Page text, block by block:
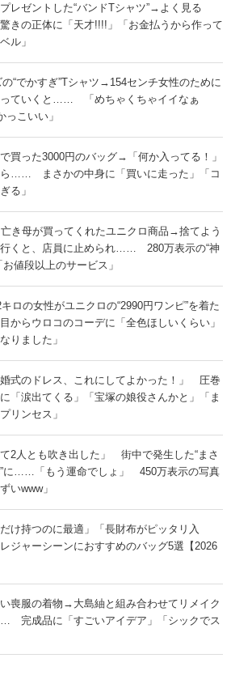
レゼントした“バンドTシャツ”→よく見る
の正体に「天才!!!!」「お金払うから作って
ル」
“でかすぎ”Tシャツ→154センチ女性のために
っていくと…… 「めちゃくちゃイイなぁ
っこいい」
買った3000円のバッグ→「何か入ってる！」
ら…… まさかの中身に「買いに走った」「コ
る」
き母が買ってくれたユニクロ商品→捨てよう
行くと、店員に止められ…… 280万表示の“神
お値段以上のサービス」
ロの女性がユニクロの“2990円ワンピ”を着た
らウロコのコーデに「全色ほしいくらい」
りました」
式のドレス、これにしてよかった！」 圧巻
「涙出てくる」「宝塚の娘役さんかと」「ま
リンセス」
て2人とも吹き出した」 街中で発生した“まさ
に……「もう運命でしょ」 450万表示の写真
いwww」
だけ持つのに最適」「長財布がピッタリ入
ジャーシーンにおすすめのバッグ5選【2026
喪服の着物→大島紬と組み合わせてリメイク
完成品に「すごいアイデア」「シックでス